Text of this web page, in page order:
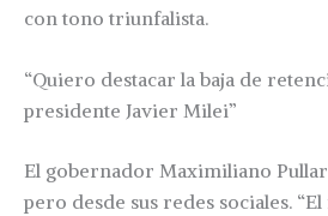
con tono triunfalista.
“Quiero destacar la baja de
presidente Javier Milei”
El gobernador Maximiliano
pero desde sus redes sociales.